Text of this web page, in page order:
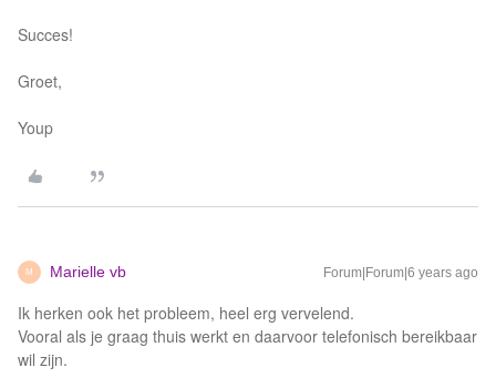
Succes!
Groet,
Youp
M Marielle vb Forum|Forum|6 years ago
Ik herken ook het probleem, heel erg vervelend.
Vooral als je graag thuis werkt en daarvoor telefonisch bereikbaar
wil zijn.